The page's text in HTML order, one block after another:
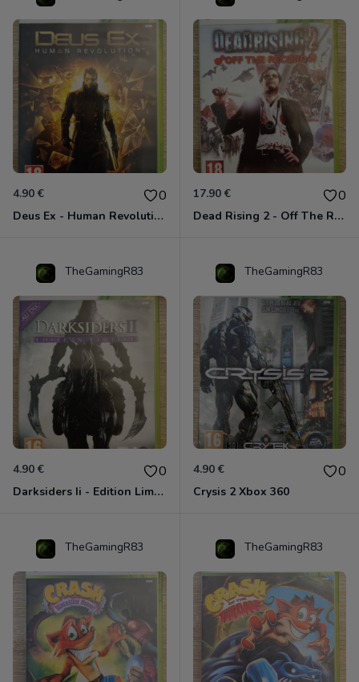
4.90 € 0
Deus Ex - Human Revolution Xbox 360
17.90 € 0
Dead Rising 2 - Off The Record Xbox 360
TheGamingR83
4.90 € 0
Darksiders Ii - Edition Limitée Xbox 360
TheGamingR83
4.90 € 0
Crysis 2 Xbox 360
TheGamingR83 TheGamingR83